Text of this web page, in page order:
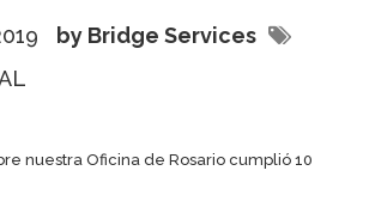
by Bridge Services
nuestra Oficina de Rosario cumplió 10